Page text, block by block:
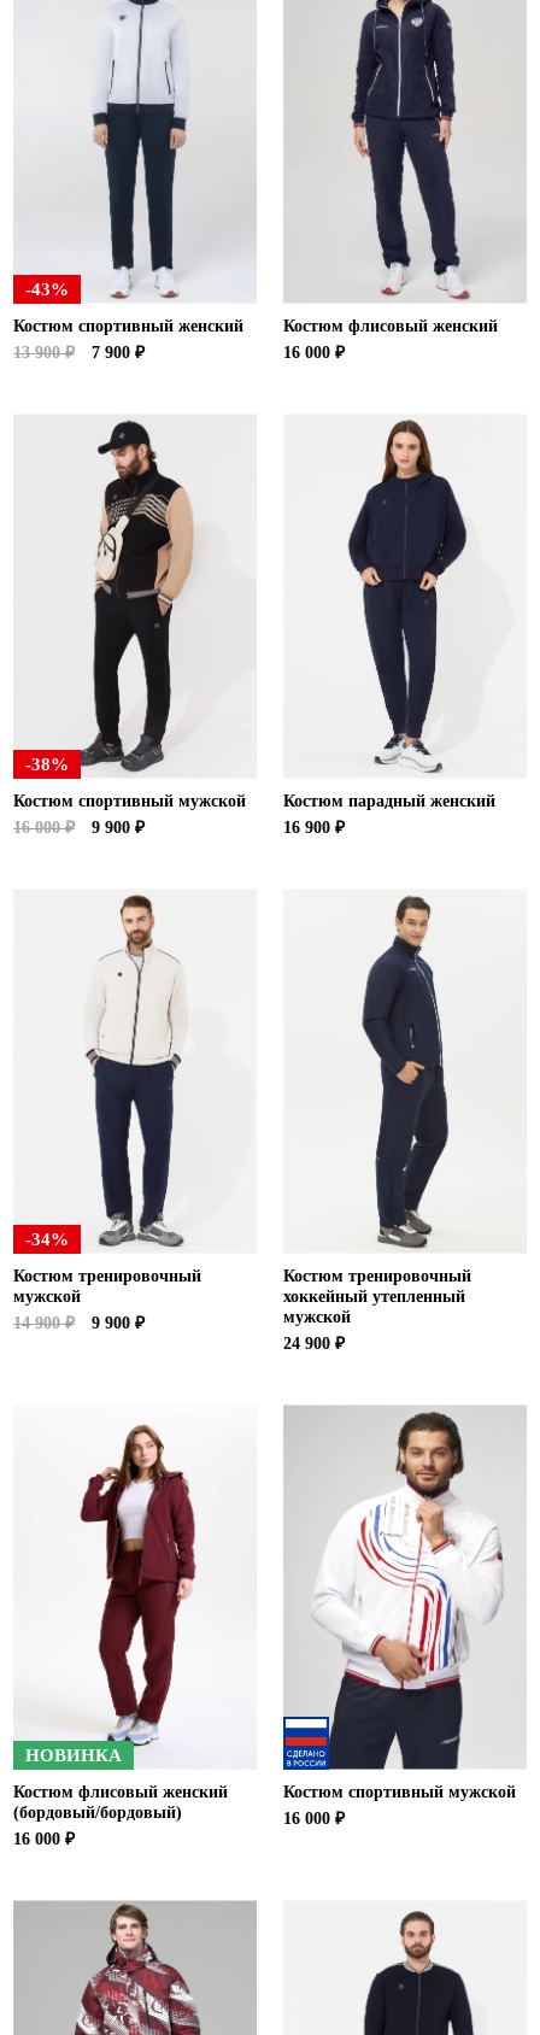
-43%
Костюм спортивный женский
13 900 ₽
7 900 ₽
Костюм флисовый женский
16 000 ₽
-38%
Костюм спортивный мужской
16 000 ₽
9 900 ₽
Костюм парадный женский
16 900 ₽
-34%
Костюм тренировочный
мужской
14 900 ₽
9 900 ₽
Костюм тренировочный
хоккейный утепленный
мужской
24 900 ₽
НОВИНКА
Костюм флисовый женский
(бордовый/бордовый)
16 000 ₽
Костюм спортивный мужской
16 000 ₽